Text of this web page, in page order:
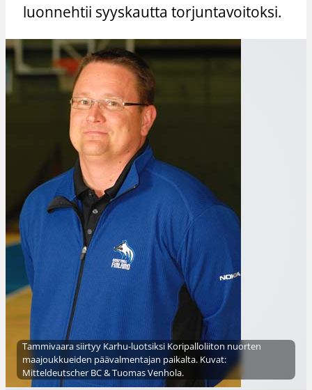
luonnehtii syyskautta torjuntavoitoksi.
Tammivaara siirtyy Karhu-luotsiksi Koripalloliiton nuorten
maajoukkueiden päävalmentajan paikalta. Kuvat:
Mitteldeutscher BC & Tuomas Venhola.